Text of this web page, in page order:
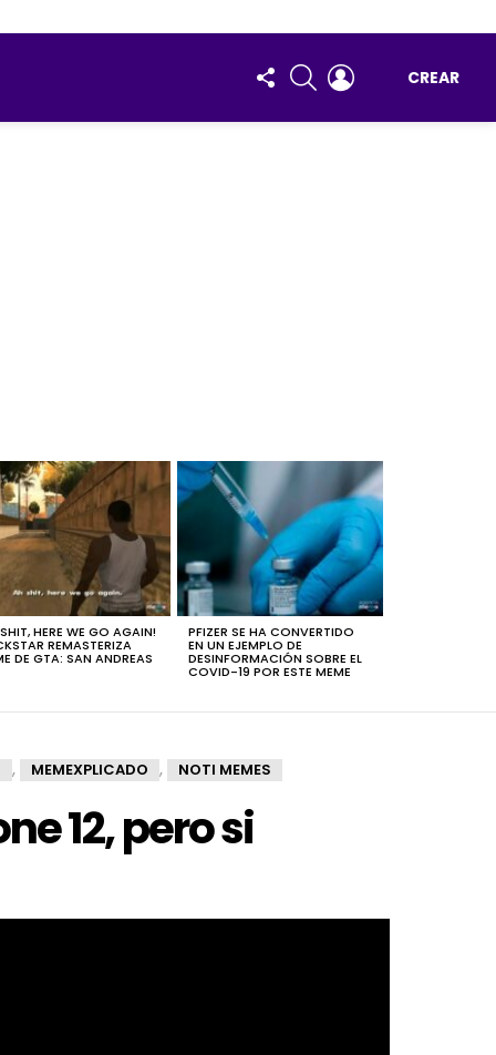
FOLLOW
US
BUSCAR
CREAR
HERE WE GO AGAIN!
REMASTERIZA
DE GTA: SAN ANDREAS
PFIZER SE HA CONVERTIDO
EN UN EJEMPLO DE
DESINFORMACIÓN SOBRE EL
COVID-19 POR ESTE MEME
, MEMEXPLICADO , NOTI MEMES
12, pero si